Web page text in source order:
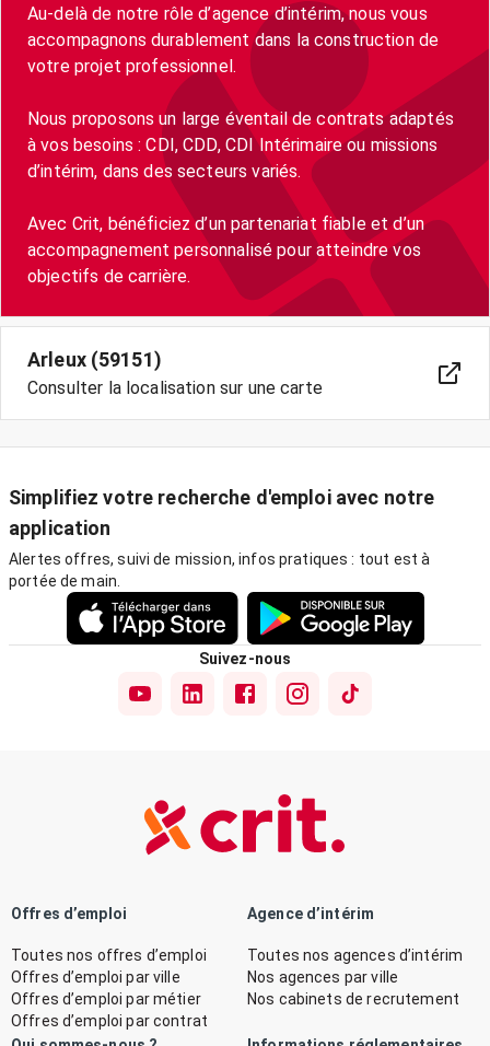
Au-delà de notre rôle d’agence d’intérim, nous vous
accompagnons durablement dans la construction de
votre projet professionnel.
Nous proposons un large éventail de contrats adaptés
à vos besoins : CDI, CDD, CDI Intérimaire ou missions
d’intérim, dans des secteurs variés.
Avec Crit, bénéficiez d’un partenariat fiable et d’un
accompagnement personnalisé pour atteindre vos
objectifs de carrière.
Arleux (59151)
Consulter la localisation sur une carte
Simplifiez votre recherche d'emploi avec notre
application
Alertes offres, suivi de mission, infos pratiques : tout est à
portée de main.
Suivez-nous
Offres d’emploi
Toutes nos offres d’emploi
Offres d’emploi par ville
Offres d’emploi par métier
Offres d’emploi par contrat
Agence d’intérim
Toutes nos agences d’intérim
Nos agences par ville
Nos cabinets de recrutement